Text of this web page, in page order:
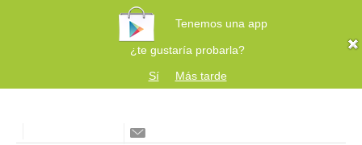
Tenemos una app
¿te gustaría probarla?
Sí
Más tarde